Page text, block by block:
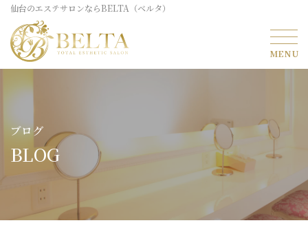
仙台のエステサロンならBELTA（ベルタ）
ブログ
BLOG